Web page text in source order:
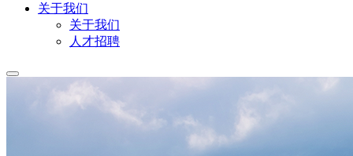
关于我们
关于我们
人才招聘